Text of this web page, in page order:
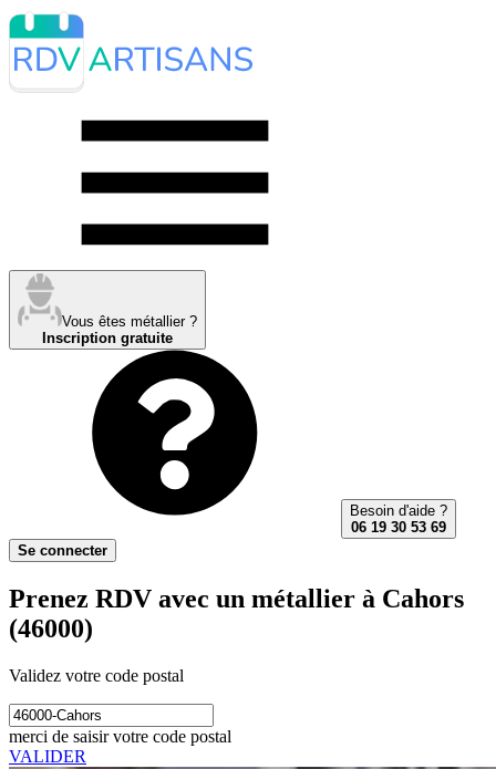
Vous êtes métallier ?
Inscription gratuite
Besoin d'aide ?
06 19 30 53 69
Se connecter
Prenez RDV avec un métallier à Cahors
(46000)
Validez votre code postal
merci de saisir votre code postal
VALIDER